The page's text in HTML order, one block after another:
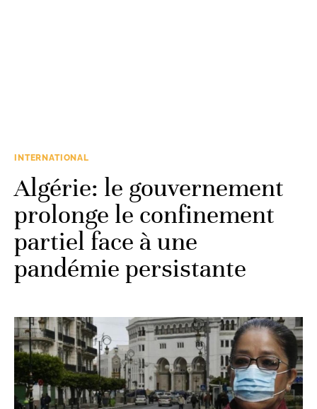
INTERNATIONAL
Algérie: le gouvernement
prolonge le confinement
partiel face à une
pandémie persistante